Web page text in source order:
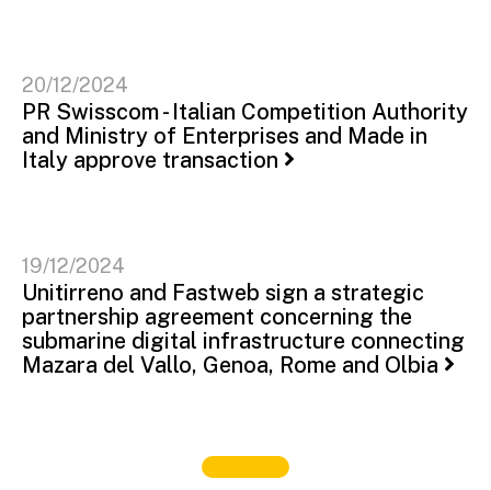
20/12/2024
PR Swisscom - Italian Competition Authority
and Ministry of Enterprises and Made in
Italy approve transaction
19/12/2024
Unitirreno and Fastweb sign a strategic
partnership agreement concerning the
submarine digital infrastructure connecting
Mazara del Vallo, Genoa, Rome and Olbia